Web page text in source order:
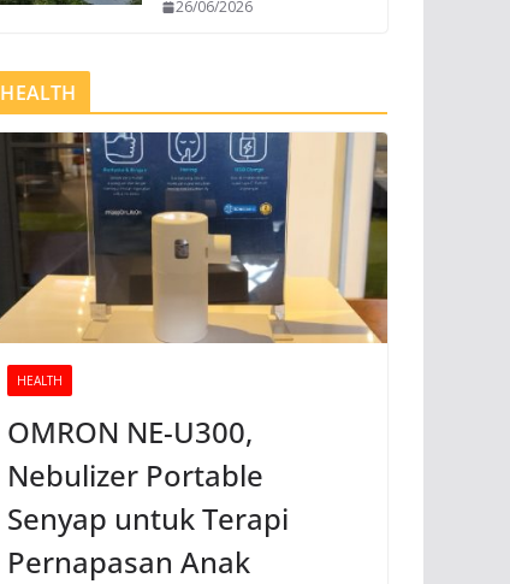
26/06/2026
HEALTH
HEALTH
OMRON NE-U300,
Nebulizer Portable
Senyap untuk Terapi
Pernapasan Anak